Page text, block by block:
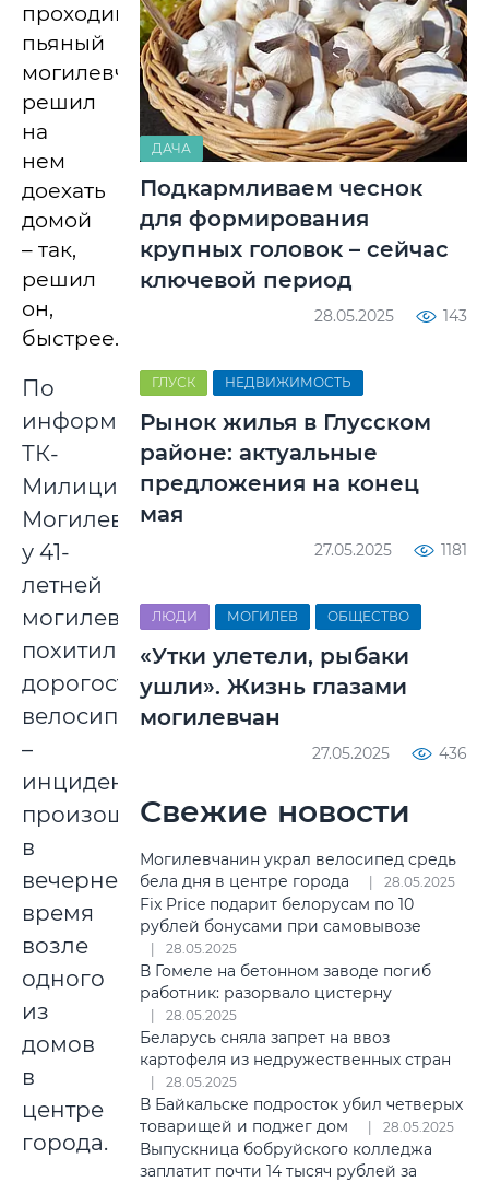
проходивший
пьяный
могилевчанин
решил
на
нем
доехать
домой
– так,
решил
он,
быстрее.
По
информации
ТК-
Милиция
Могилевщины,
у 41-
летней
могилевчанки
похитили
дорогостоящий
велосипед
–
инцидент
произошел
в
вечернее
время
возле
одного
из
домов
в
центре
города.
ДАЧА
Подкармливаем чеснок
для формирования
крупных головок – сейчас
ключевой период
28.05.2025 143
ГЛУСК НЕДВИЖИМОСТЬ
Рынок жилья в Глусском
районе: актуальные
предложения на конец
мая
27.05.2025 1181
ЛЮДИ МОГИЛЕВ ОБЩЕСТВО
«Утки улетели, рыбаки
ушли». Жизнь глазами
могилевчан
27.05.2025 436
Свежие новости
Могилевчанин украл велосипед средь
бела дня в центре города
28.05.2025
Fix Price подарит белорусам по 10
рублей бонусами при самовывозе
28.05.2025
В Гомеле на бетонном заводе погиб
работник: разорвало цистерну
28.05.2025
Беларусь сняла запрет на ввоз
картофеля из недружественных стран
28.05.2025
В Байкальске подросток убил четверых
товарищей и поджег дом
28.05.2025
Выпускница бобруйского колледжа
заплатит почти 14 тысяч рублей за